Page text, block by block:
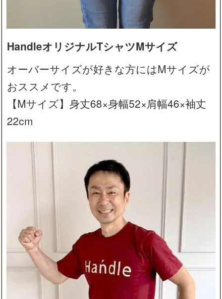
HandleオリジナルTシャツMサイズ
オーバーサイズが好きな方にはMサイズが
おススメです。
【Mサイズ】身丈68×身幅52×肩幅46×袖丈
22cm